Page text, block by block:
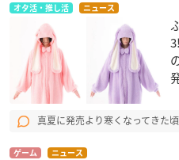
オタ活・推し活 ニュース
真夏に発売より寒くなってきた
ゲーム ニュース